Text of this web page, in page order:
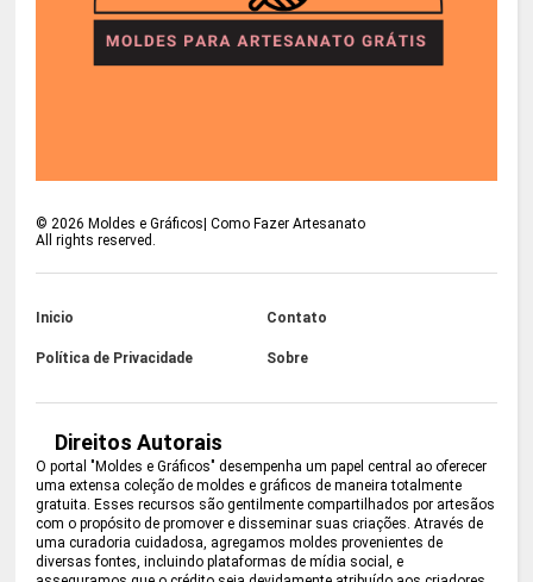
©2026 Moldes e Gráficos| Como Fazer Artesanato
All rights reserved.
Inicio Contato
Política de Privacidade Sobre
Direitos Autorais
O portal "Moldes e Gráficos" desempenha um papel central ao oferecer
uma extensa coleção de moldes e gráficos de maneira totalmente
gratuita. Esses recursos são gentilmente compartilhados por artesãos
com o propósito de promover e disseminar suas criações. Através de
uma curadoria cuidadosa, agregamos moldes provenientes de
diversas fontes, incluindo plataformas de mídia social, e